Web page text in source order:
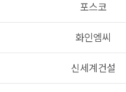
포스코
화인엠씨
신세계건설